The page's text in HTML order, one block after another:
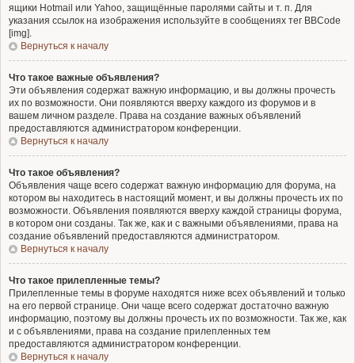
ящики Hotmail или Yahoo, защищённые паролями сайты и т. п. Для
указания ссылок на изображения используйте в сообщениях тег BBCode
[img].
Вернуться к началу
Что такое важные объявления?
Эти объявления содержат важную информацию, и вы должны прочесть
их по возможности. Они появляются вверху каждого из форумов и в
вашем личном разделе. Права на создание важных объявлений
предоставляются администратором конференции.
Вернуться к началу
Что такое объявления?
Объявления чаще всего содержат важную информацию для форума, на
котором вы находитесь в настоящий момент, и вы должны прочесть их по
возможности. Объявления появляются вверху каждой страницы форума,
в котором они созданы. Так же, как и с важными объявлениями, права на
создание объявлений предоставляются администратором.
Вернуться к началу
Что такое прилепленные темы?
Прилепленные темы в форуме находятся ниже всех объявлений и только
на его первой странице. Они чаще всего содержат достаточно важную
информацию, поэтому вы должны прочесть их по возможности. Так же, как
и с объявлениями, права на создание прилепленных тем
предоставляются администратором конференции.
Вернуться к началу